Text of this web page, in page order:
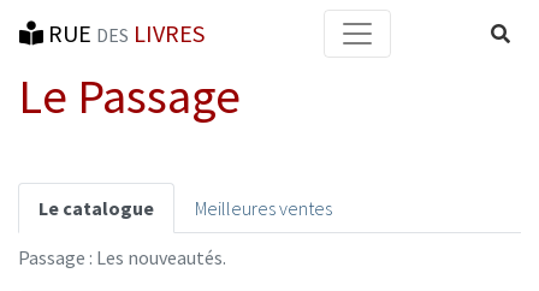
RUE DES LIVRES
Le Passage
Le catalogue Meilleures ventes
Passage : Les nouveautés.